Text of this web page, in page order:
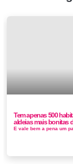
Tem apenas 500
aldeias mais bonitas